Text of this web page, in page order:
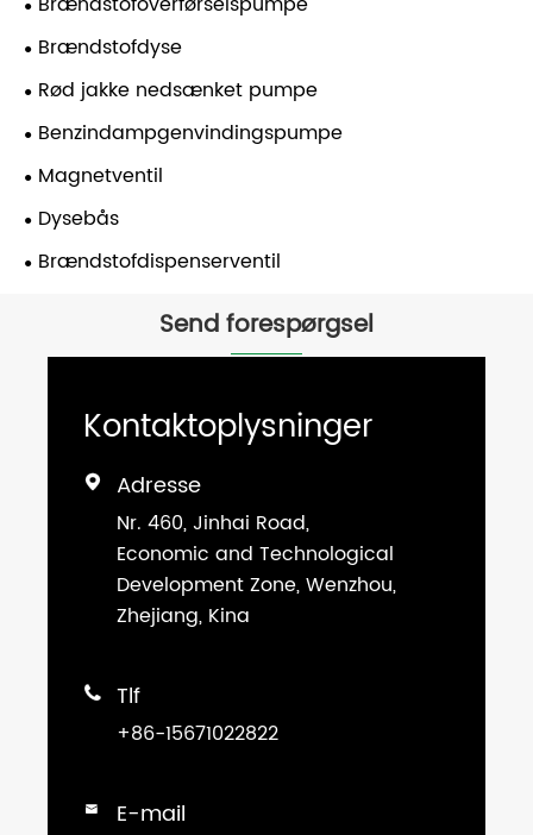
Brændstofdyse
Rød jakke nedsænket pumpe
Benzindampgenvindingspumpe
Magnetventil
Dysebås
Brændstofdispenserventil
Send forespørgsel
Kontaktoplysninger
 Adresse
Nr. 460, Jinhai Road,
Economic and Technological
Development Zone, Wenzhou,
Zhejiang, Kina
 Tlf
+86-15671022822
 E-mail